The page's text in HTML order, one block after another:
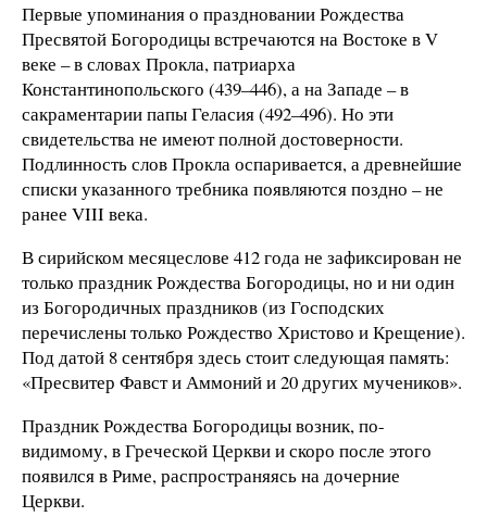
Первые упоминания о праздновании Рождества
Пресвятой Богородицы встречаются на Востоке в V
веке – в словах Прокла, патриарха
Константинопольского (439–446), а на Западе – в
сакраментарии папы Геласия (492–496). Но эти
свидетельства не имеют полной достоверности.
Подлинность слов Прокла оспаривается, а древнейшие
списки указанного требника появляются поздно – не
ранее VIII века.
В сирийском месяцеслове 412 года не зафиксирован не
только праздник Рождества Богородицы, но и ни один
из Богородичных праздников (из Господских
перечислены только Рождество Христово и Крещение).
Под датой 8 сентября здесь стоит следующая память:
«Пресвитер Фавст и Аммоний и 20 других мучеников».
Праздник Рождества Богородицы возник, по-
видимому, в Греческой Церкви и скоро после этого
появился в Риме, распространяясь на дочерние
Церкви.